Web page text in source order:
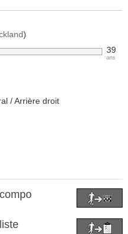
)
39
ans
/ Arrière droit